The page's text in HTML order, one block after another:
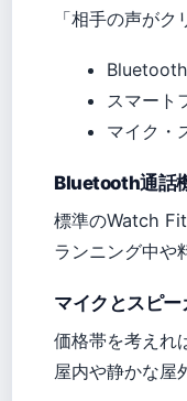
「相手の声が
スマート
マイク・
Bluetooth通話
標準のWatch
ランニング中や
マイクとスピ
価格帯を考えれ
屋内や静かな屋